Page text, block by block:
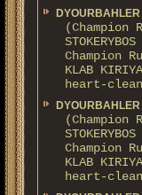
(Champion
Champion
KLAB
heart-
(Champion
Champion
KLAB
heart-